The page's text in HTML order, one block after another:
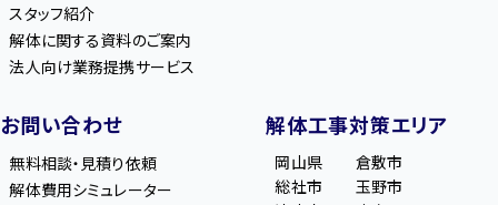
スタッフ紹介
解体に関する資料のご案内
法人向け業務提携サービス
お問い合わせ
無料相談・見積り依頼
解体費用シミュレーター
解体工事対策エリア
岡山県
倉敷市
総社市
玉野市